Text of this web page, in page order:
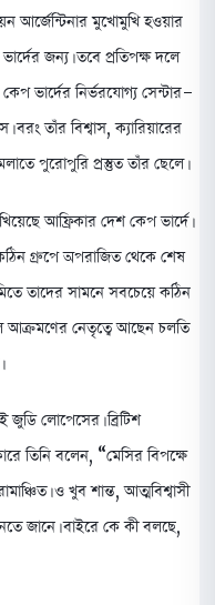
আর্জেন্টিনার মুখোমুখি হওয়ার
জন্য। তবে প্রতিপক্ষ দলে
ভার্দের নির্ভরযোগ্য সেন্টার-
তাঁর বিশ্বাস, ক্যারিয়ারের
পুরোপুরি প্রস্তুত তাঁর ছেলে।
আফ্রিকার দেশ কেপ ভার্দে।
গ্রুপে অপরাজিত থেকে শেষ
তাদের সামনে সবচেয়ে কঠিন
আক্রমণের নেতৃত্বে আছেন চলতি
লোপেসের। ব্রিটিশ
তিনি বলেন, “মেসির বিপক্ষে
ও খুব শান্ত, আত্মবিশ্বাসী
জানে। বাইরে কে কী বলছে,